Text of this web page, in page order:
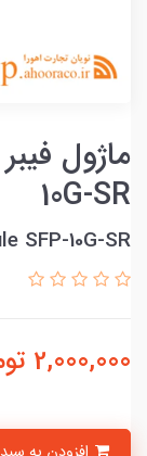
10G-SR
SFP-10G-SR
2,000,000